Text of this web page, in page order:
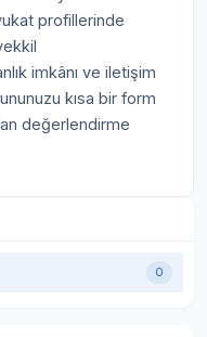
0
profillerinde
imkânı ve iletişim
kısa bir form
değerlendirme